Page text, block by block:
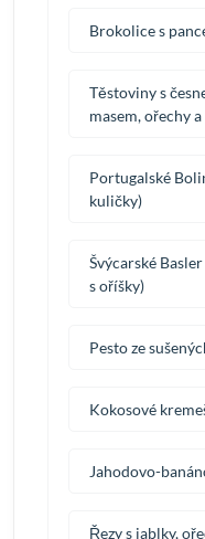
Brokolice s
Těstoviny s
masem, ořechy
Portugalské
kuličky)
Švýcarské
s oříšky)
Pesto ze
Kokosové
Jahodovo-
Řezy s jablky,